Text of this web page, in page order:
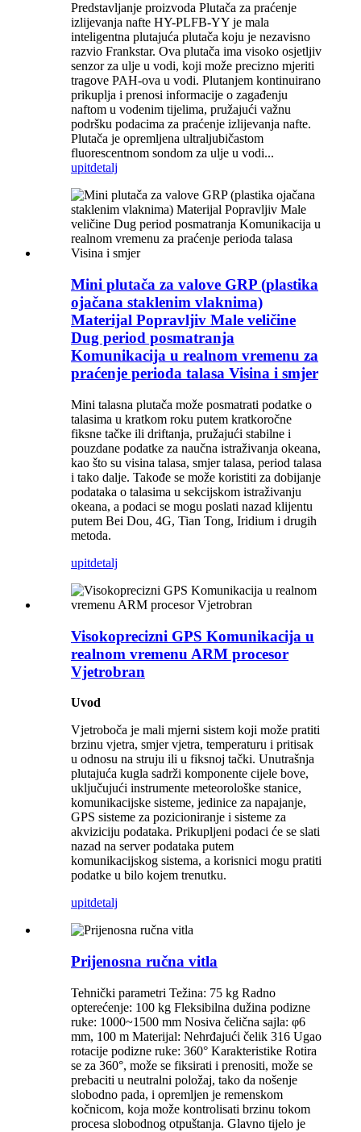
Predstavljanje proizvoda Plutača za praćenje
izlijevanja nafte HY-PLFB-YY je mala
inteligentna plutajuća plutača koju je nezavisno
razvio Frankstar. Ova plutača ima visoko osjetljiv
senzor za ulje u vodi, koji može precizno mjeriti
tragove PAH-ova u vodi. Plutanjem kontinuirano
prikuplja i prenosi informacije o zagađenju
naftom u vodenim tijelima, pružajući važnu
podršku podacima za praćenje izlijevanja nafte.
Plutača je opremljena ultraljubičastom
fluorescentnom sondom za ulje u vodi...
upitdetalj
Mini plutača za valove GRP (plastika
ojačana staklenim vlaknima)
Materijal Popravljiv Male veličine
Dug period posmatranja
Komunikacija u realnom vremenu za
praćenje perioda talasa Visina i smjer
Mini talasna plutača može posmatrati podatke o
talasima u kratkom roku putem kratkoročne
fiksne tačke ili driftanja, pružajući stabilne i
pouzdane podatke za naučna istraživanja okeana,
kao što su visina talasa, smjer talasa, period talasa
i tako dalje. Takođe se može koristiti za dobijanje
podataka o talasima u sekcijskom istraživanju
okeana, a podaci se mogu poslati nazad klijentu
putem Bei Dou, 4G, Tian Tong, Iridium i drugih
metoda.
upitdetalj
Visokoprecizni GPS Komunikacija u
realnom vremenu ARM procesor
Vjetrobran
Uvod
Vjetroboča je mali mjerni sistem koji može pratiti
brzinu vjetra, smjer vjetra, temperaturu i pritisak
u odnosu na struju ili u fiksnoj tački. Unutrašnja
plutajuća kugla sadrži komponente cijele bove,
uključujući instrumente meteorološke stanice,
komunikacijske sisteme, jedinice za napajanje,
GPS sisteme za pozicioniranje i sisteme za
akviziciju podataka. Prikupljeni podaci će se slati
nazad na server podataka putem
komunikacijskog sistema, a korisnici mogu pratiti
podatke u bilo kojem trenutku.
upitdetalj
Prijenosna ručna vitla
Tehnički parametri Težina: 75 kg Radno
opterećenje: 100 kg Fleksibilna dužina podizne
ruke: 1000~1500 mm Nosiva čelična sajla: φ6
mm, 100 m Materijal: Nehrđajući čelik 316 Ugao
rotacije podizne ruke: 360° Karakteristike Rotira
se za 360°, može se fiksirati i prenositi, može se
prebaciti u neutralni položaj, tako da nošenje
slobodno pada, i opremljen je remenskom
kočnicom, koja može kontrolisati brzinu tokom
procesa slobodnog otpuštanja. Glavno tijelo je